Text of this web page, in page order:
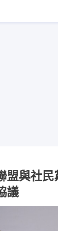
盟與社
議